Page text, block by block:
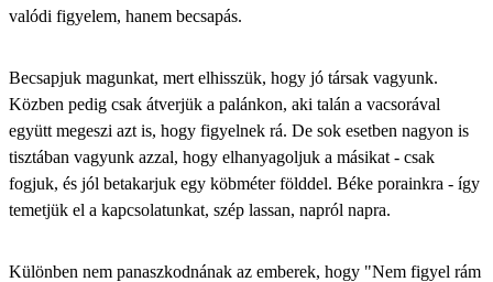
valódi figyelem, hanem becsapás.
Becsapjuk magunkat, mert elhisszük, hogy jó társak vagyunk.
Közben pedig csak átverjük a palánkon, aki talán a vacsorával
együtt megeszi azt is, hogy figyelnek rá. De sok esetben nagyon is
tisztában vagyunk azzal, hogy elhanyagoljuk a másikat - csak
fogjuk, és jól betakarjuk egy köbméter földdel. Béke porainkra - így
temetjük el a kapcsolatunkat, szép lassan, napról napra.
Különben nem panaszkodnának az emberek, hogy "Nem figyel rám